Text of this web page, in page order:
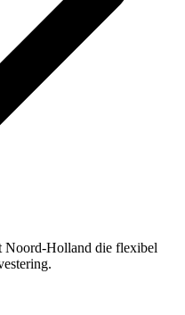
Holland die flexibel